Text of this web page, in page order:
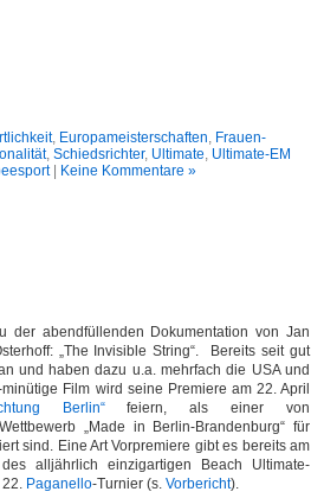
, Europameisterschaften, Frauen-
, Schiedsrichter, Ultimate, Ultimate-EM
| Keine Kommentare »
der abendfüllenden Dokumentation von Jan
„The Invisible String“. Bereits seit gut
und haben dazu u.a. mehrfach die USA und
Film wird seine Premiere am 22. April
Berlin“feiern, als einer von
„Made in Berlin-Brandenburg“ für
sind. Eine Art Vorpremiere gibt es bereits am
alljährlich einzigartigen Beach Ultimate-
22. Paganello-Turnier (s. Vorbericht).